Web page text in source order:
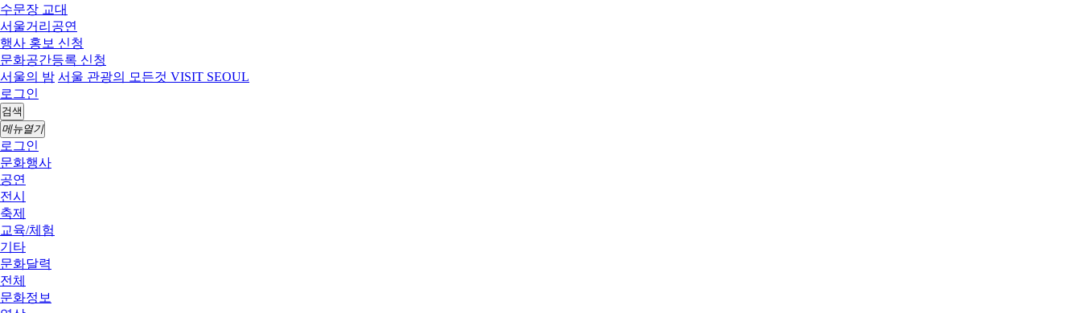
수문장 교대
서울거리공연
행사 홍보 신청
문화공간등록 신청
서울의 밤 서울 관광의 모든것 VISIT SEOUL
로그인
검색
메뉴열기
로그인
문화행사
공연
전시
축제
교육/체험
기타
문화달력
전체
문화정보